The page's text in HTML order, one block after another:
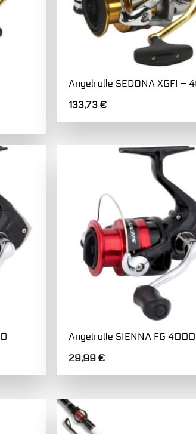
Angelrolle SEDONA XGFI –
133,73€
Angelrolle SIENNA FG 4000
29,99€